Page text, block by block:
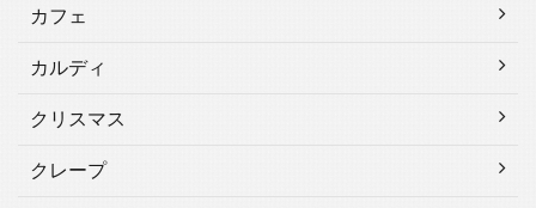
カフェ
カルディ
クリスマス
クレープ